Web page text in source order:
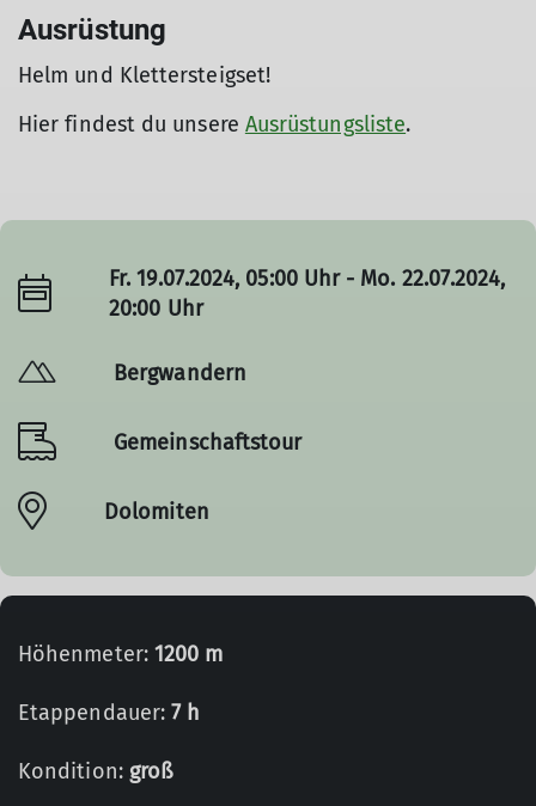
Ausrüstung
Helm und Klettersteigset!
Hier findest du unsere Ausrüstungsliste.
Fr. 19.07.2024, 05:00 Uhr - Mo. 22.07.2024,
20:00 Uhr
Bergwandern
Gemeinschaftstour
Dolomiten
Höhenmeter: 1200 m
Etappendauer:7 h
Kondition: groß